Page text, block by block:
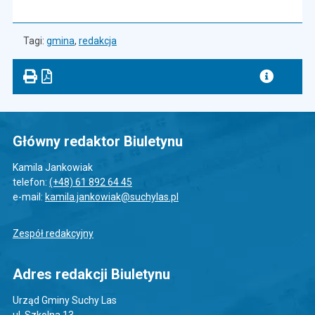
Tagi: gmina, redakcja
Główny redaktor Biuletynu
Kamila Jankowiak
telefon: (+48) 61 892 64 45
e-mail: kamila.jankowiak@suchylas.pl
Zespół redakcyjny
Adres redakcji Biuletynu
Urząd Gminy Suchy Las